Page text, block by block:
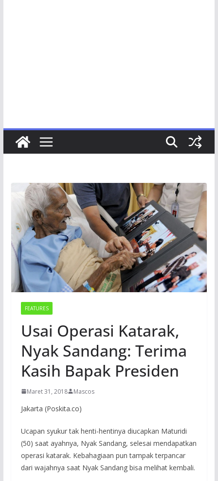
FEATURES
Usai Operasi Katarak,
Nyak Sandang: Terima
Kasih Bapak Presiden
Maret 31, 2018 Mascos
Jakarta (Poskita.co)
Ucapan syukur tak henti-hentinya diucapkan Maturidi
(50) saat ayahnya, Nyak Sandang, selesai mendapatkan
operasi katarak. Kebahagiaan pun tampak terpancar
dari wajahnya saat Nyak Sandang bisa melihat kembali.